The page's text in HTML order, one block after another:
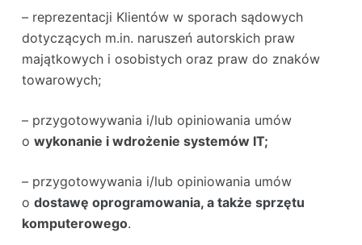
– reprezentacji Klientów w sporach sądowych
dotyczących m.in. naruszeń autorskich praw
majątkowych i osobistych oraz praw do znaków
towarowych;
– przygotowywania i/lub opiniowania umów
o wykonanie i wdrożenie systemów IT;
– przygotowywania i/lub opiniowania umów
o dostawę oprogramowania, a także sprzętu
komputerowego.